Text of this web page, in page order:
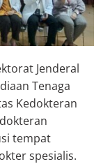
Jenderal
Tenaga
Kedokteran
tempat
spesialis.